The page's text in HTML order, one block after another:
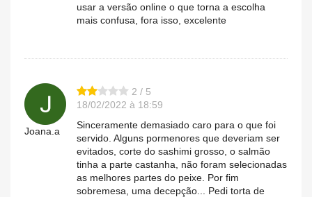
usar a versão online o que torna a escolha
mais confusa, fora isso, excelente
Joana.a
2 / 5
18/02/2022 à 18:59
Sinceramente demasiado caro para o que foi
servido. Alguns pormenores que deveriam ser
evitados, corte do sashimi grosso, o salmão
tinha a parte castanha, não foram selecionadas
as melhores partes do peixe. Por fim
sobremesa, uma decepção... Pedi torta de